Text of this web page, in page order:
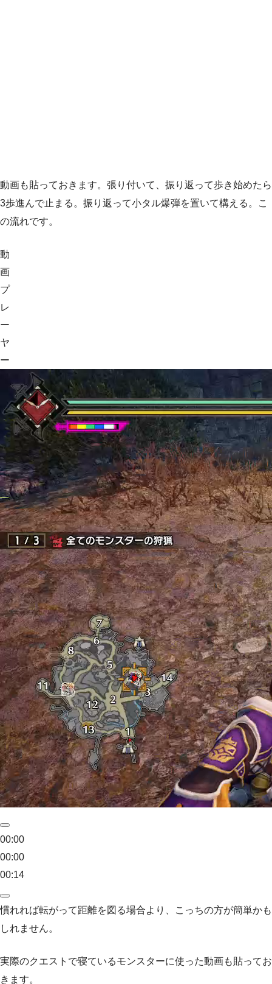
動画も貼っておきます。張り付いて、振り返って歩き始めたら
3歩進んで止まる。振り返って小タル爆弾を置いて構える。こ
の流れです。
動
画
プ
レ
ー
ヤ
ー
00:00
00:00
00:14
慣れれば転がって距離を図る場合より、こっちの方が簡単かも
しれません。
実際のクエストで寝ているモンスターに使った動画も貼ってお
きます。